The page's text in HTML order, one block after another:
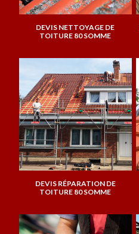
DEVIS NETTOYAGE DE
TOITURE 80 SOMME
DEVIS RÉPARATION DE
TOITURE 80 SOMME